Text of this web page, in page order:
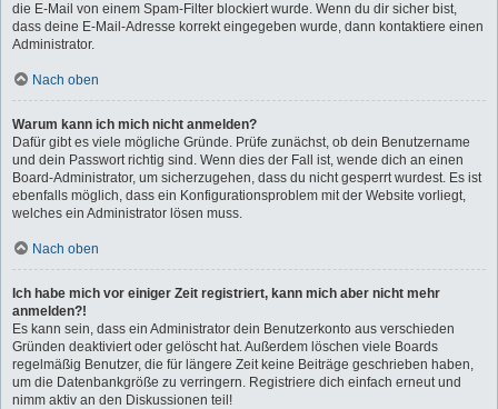
die E-Mail von einem Spam-Filter blockiert wurde. Wenn du dir sicher bist,
dass deine E-Mail-Adresse korrekt eingegeben wurde, dann kontaktiere einen
Administrator.
Nach oben
Warum kann ich mich nicht anmelden?
Dafür gibt es viele mögliche Gründe. Prüfe zunächst, ob dein Benutzername
und dein Passwort richtig sind. Wenn dies der Fall ist, wende dich an einen
Board-Administrator, um sicherzugehen, dass du nicht gesperrt wurdest. Es ist
ebenfalls möglich, dass ein Konfigurationsproblem mit der Website vorliegt,
welches ein Administrator lösen muss.
Nach oben
Ich habe mich vor einiger Zeit registriert, kann mich aber nicht mehr
anmelden?!
Es kann sein, dass ein Administrator dein Benutzerkonto aus verschieden
Gründen deaktiviert oder gelöscht hat. Außerdem löschen viele Boards
regelmäßig Benutzer, die für längere Zeit keine Beiträge geschrieben haben,
um die Datenbankgröße zu verringern. Registriere dich einfach erneut und
nimm aktiv an den Diskussionen teil!